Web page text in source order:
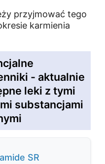
przyjmować tego
karmienia
- aktualnie
leki z tymi
substancjami
SR